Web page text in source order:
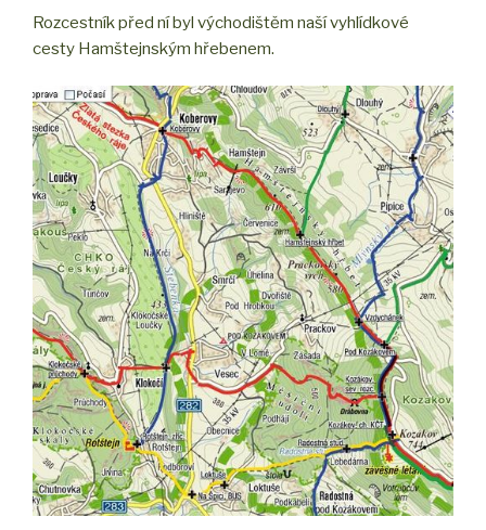
Rozcestník před ní byl východištěm naší vyhlídkové
cesty Hamštejnským hřebenem.